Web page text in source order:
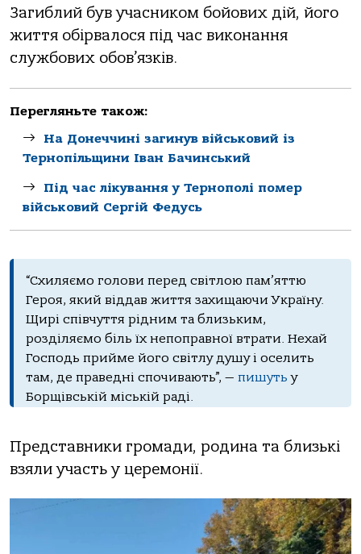
Загиблий був учасником бойових дій, його
життя обірвалося під час виконання
службових обов’язків.
Перегляньте також:
На Донеччині загинув військовий із
Тернопільщини Іван Бачинський
Під час лікування у Тернополі помер
військовий Сергій Федусь
“Схиляємо голови перед світлою пам’яттю
Героя, який віддав життя захищаючи Україну.
Щирі співчуття рідним та близьким,
розділяємо біль їх непоправної втрати. Нехай
Господь прийме його світлу душу і оселить
там, де праведні спочивають”, — пишуть у
Борщівській міській раді.
Представники громади, родина та близькі
взяли участь у церемонії.